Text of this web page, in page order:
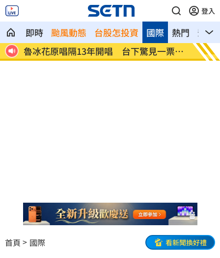
登入
即時 颱風動態 台股怎投資 熱門 影音
國際
雙
魯冰花原唱隔13年開唱 台下驚見一票大
咖
長野
困
首頁 國際 看新聞換好禮